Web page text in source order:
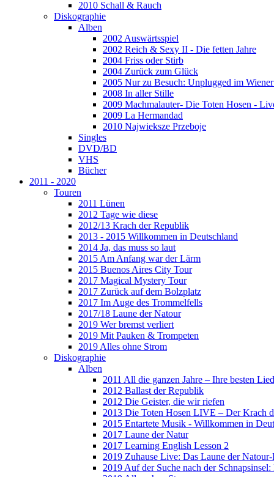
2010 Schall & Rauch
Diskographie
Alben
2002 Auswärtsspiel
2002 Reich & Sexy II - Die fetten Jahre
2004 Friss oder Stirb
2004 Zurück zum Glück
2005 Nur zu Besuch: Unplugged im
2008 In aller Stille
2009 Machmalauter- Die Toten Hosen -
2009 La Hermandad
2010 Najwieksze Przeboje
Singles
DVD/BD
VHS
Bücher
2011 - 2020
Touren
2011 Lünen
2012 Tage wie diese
2012/13 Krach der Republik
2013 - 2015 Willkommen in Deutschland
2014 Ja, das muss so laut
2015 Am Anfang war der Lärm
2015 Buenos Aires City Tour
2017 Magical Mystery Tour
2017 Zurück auf dem Bolzplatz
2017 Im Auge des Trommelfells
2017/18 Laune der Natour
2019 Wer bremst verliert
2019 Mit Pauken & Trompeten
2019 Alles ohne Strom
Diskographie
Alben
2011 All die ganzen Jahre – Ihre besten
2012 Ballast der Republik
2012 Die Geister, die wir riefen
2013 Die Toten Hosen LIVE – Der Krach
2015 Entartete Musik - Willkommen in
2017 Laune der Natur
2017 Learning English Lesson 2
2019 Zuhause Live: Das Laune der
2019 Auf der Suche nach der